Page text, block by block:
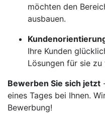
möchten den
ausbauen.
Ihre Kunden
Lösungen für sie zu
Bewerben Sie sich jetzt
eines Tages bei Ihnen.
Bewerbung!